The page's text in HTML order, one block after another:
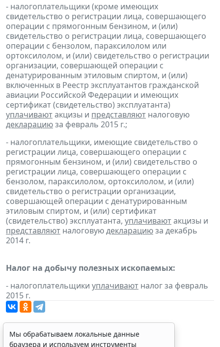
- налогоплательщики (кроме имеющих
свидетельство о регистрации лица, совершающего
операции с прямогонным бензином, и (или)
свидетельство о регистрации лица, совершающего
операции с бензолом, параксилолом или
ортоксилолом, и (или) свидетельство о регистрации
организации, совершающей операции с
денатурированным этиловым спиртом, и (или)
включенных в Реестр эксплуатантов гражданской
авиации Российской Федерации и имеющих
сертификат (свидетельство) эксплуатанта)
уплачиваютакцизы и представляют налоговую
декларациюза февраль 2015 г.;
- налогоплательщики, имеющие свидетельство о
регистрации лица, совершающего операции с
прямогонным бензином, и (или) свидетельство о
регистрации лица, совершающего операции с
бензолом, параксилолом, ортоксилолом, и (или)
свидетельство о регистрации организации,
совершающей операции с денатурированным
этиловым спиртом, и (или) сертификат
(свидетельство) эксплуатанта, уплачиваютакцизы и
представляют налоговуюдекларациюза декабрь
2014 г.
Налог на добычу полезных ископаемых:
- налогоплательщики уплачивают налог за февраль
2015 г.
Мы обрабатываем локальные данные
браузера и используем инструменты